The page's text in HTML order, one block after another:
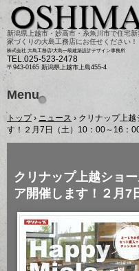
新潟県上越市・妙高市・糸魚川市で住宅
家づくりの大島工務店にお任せください！
株式会社 大島工務店/大島一級建築設計デザイン事務所
TEL.025-523-2478
〒943-0165 新潟県上越市上島455-4
Menu
Skip
to
content
トップ › ニュース › クリナップ上越
す！２月7日（土）10：00～16：
クリナップ上越ショ
ア開催します！２月7